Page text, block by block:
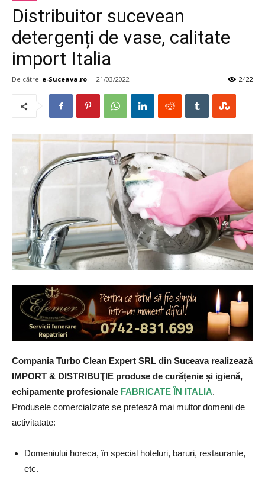
Distribuitor sucevean
detergenți de vase, calitate
import Italia
De către e-Suceava.ro - 21/03/2022 2422
Compania Turbo Clean Expert SRL din Suceava realizează
IMPORT & DISTRIBUŢIE produse de curățenie și igienă,
echipamente profesionale FABRICATE ÎN ITALIA.
Produsele comercializate se pretează mai multor domenii de
activitatate:
Domeniului horeca, în special hoteluri, baruri, restaurante,
etc.